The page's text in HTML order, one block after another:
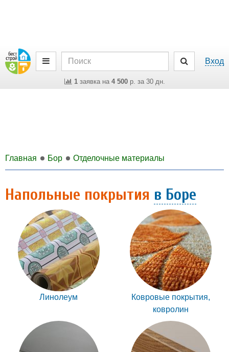
Вход
1заявка на 4 500р. за 30 дн.
Главная Бор Отделочные материалы
Напольные покрытия в Боре
Линолеум
Ковровые покрытия,
ковролин